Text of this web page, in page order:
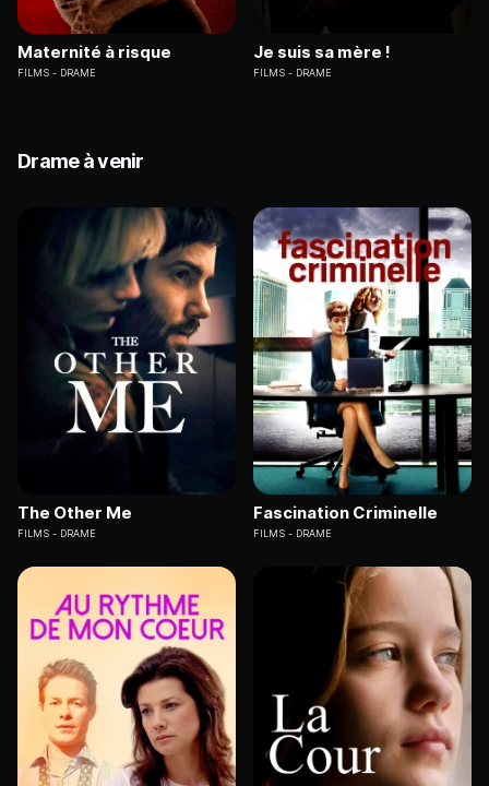
Maternité à risque
FILMS DRAME
Je suis sa mère !
FILMS DRAME
Drame à venir
The Other Me
FILMS DRAME
Fascination Criminelle
FILMS DRAME